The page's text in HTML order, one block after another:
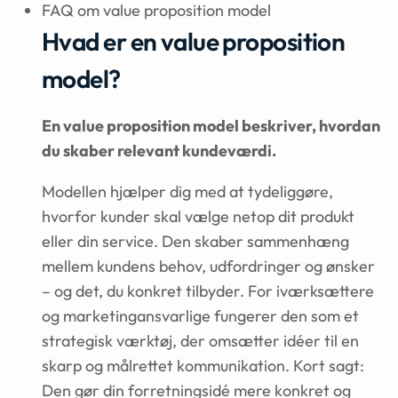
FAQ om value proposition model
Hvad er en value proposition
model?
En value proposition model beskriver, hvordan
du skaber relevant kundeværdi.
Modellen hjælper dig med at tydeliggøre,
hvorfor kunder skal vælge netop dit produkt
eller din service. Den skaber sammenhæng
mellem kundens behov, udfordringer og ønsker
– og det, du konkret tilbyder. For iværksættere
og marketingansvarlige fungerer den som et
strategisk værktøj, der omsætter idéer til en
skarp og målrettet kommunikation. Kort sagt:
Den gør din forretningsidé mere konkret og